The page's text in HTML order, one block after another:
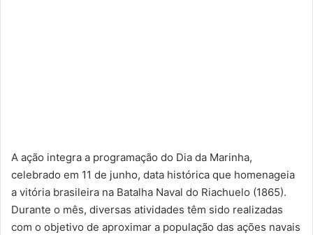
A ação integra a programação do Dia da Marinha,
celebrado em 11 de junho, data histórica que homenageia
a vitória brasileira na Batalha Naval do Riachuelo (1865).
Durante o mês, diversas atividades têm sido realizadas
com o objetivo de aproximar a população das ações navais